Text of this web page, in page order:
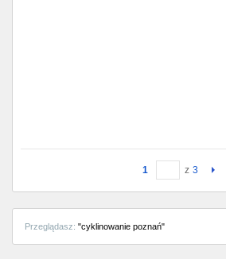
1 z 3
Przeglądasz: "cyklinowanie poznań"